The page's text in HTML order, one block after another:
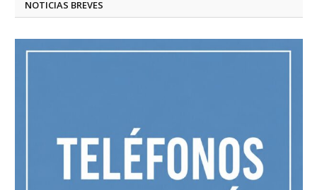
NOTICIAS BREVES